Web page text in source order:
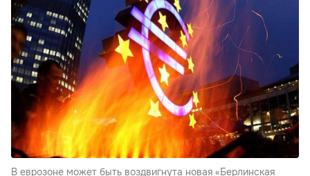
В еврозоне может быть воздвигнута новая «Берлинская